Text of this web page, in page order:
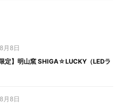
月8日
限定】明山窯 SHIGA☆LUCKY（LEDラ
月8日